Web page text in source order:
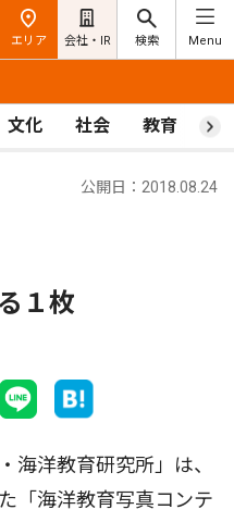
エリア 会社・IR 検索 Menu
文化 社会 教育 ス
公開日：2018.08.24
１枚
洋教育研究所」は、
「海洋教育写真コンテ